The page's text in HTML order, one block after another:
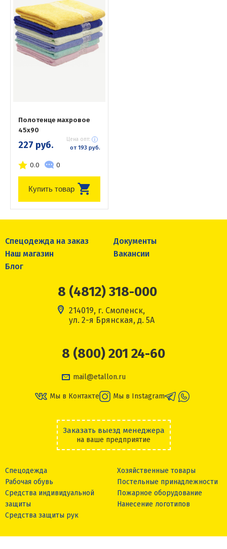
Полотенце махровое
45х90
227 руб. Цена опт:
от 193 руб.
0.0 0
Купить товар
Спецодежда на заказ
Документы
Наш магазин
Вакансии
Блог
8 (4812) 318-000
214019, г. Смоленск,
ул. 2-я Брянская, д. 5А
8 (800) 201 24-60
mail@etallon.ru
Мы в Контакте Мы в Instagram
Заказать выезд менеджера
на ваше предприятие
Спецодежда
Рабочая обувь
Средства индивидуальной
защиты
Средства защиты рук
Хозяйственные товары
Постельные принадлежности
Пожарное оборудование
Нанесение логотипов